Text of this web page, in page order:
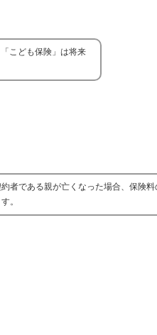
こども保険」は将来
者である親が亡くなった場合、保険料
。